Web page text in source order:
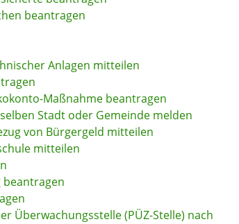
beantragen
Anlagen mitteilen
Maßnahme beantragen
Stadt oder Gemeinde melden
von Bürgergeld mitteilen
mitteilen
beantragen
Überwachungsstelle (PÜZ-Stelle) nach